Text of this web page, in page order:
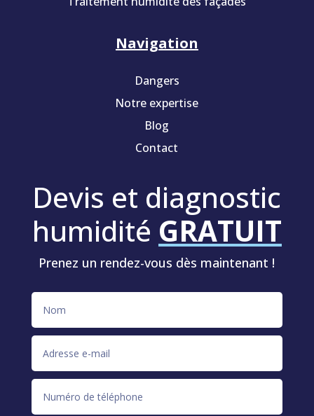
Navigation
Dangers
Notre expertise
Blog
Contact
Devis et diagnostic
humidité GRATUIT
Prenez un rendez-vous dès maintenant !